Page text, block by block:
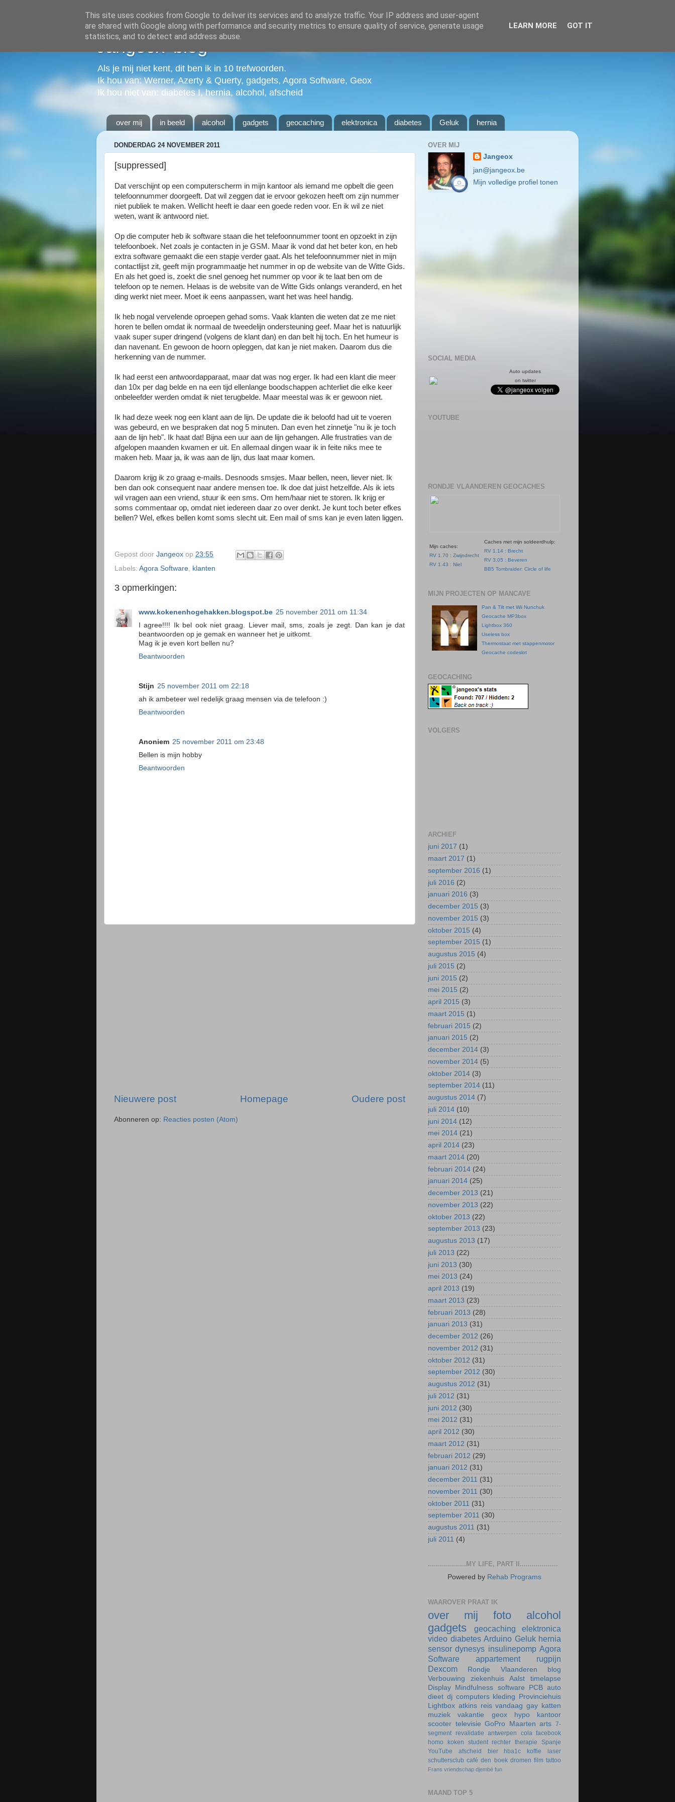
Jangeox' blog
Als je mij niet kent, dit ben ik in 10 trefwoorden.
Ik hou van: Werner, Azerty & Querty, gadgets, Agora Software, Geox
Ik hou niet van: diabetes I, hernia, alcohol, afscheid
over mij in beeld alcohol gadgets geocaching elektronica diabetes Geluk hernia
DONDERDAG 24 NOVEMBER 2011
[suppressed]
Dat verschijnt op een computerscherm in mijn kantoor als iemand me opbelt die geen
telefoonnummer doorgeeft. Dat wil zeggen dat ie ervoor gekozen heeft om zijn nummer
niet publiek te maken. Wellicht heeft ie daar een goede reden voor. En ik wil ze niet
weten, want ik antwoord niet.
Op die computer heb ik software staan die het telefoonnummer toont en opzoekt in zijn
telefoonboek. Net zoals je contacten in je GSM. Maar ik vond dat het beter kon, en heb
extra software gemaakt die een stapje verder gaat. Als het telefoonnummer niet in mijn
contactlijst zit, geeft mijn programmaatje het nummer in op de website van de Witte Gids.
En als het goed is, zoekt die snel genoeg het nummer op voor ik te laat ben om de
telefoon op te nemen. Helaas is de website van de Witte Gids onlangs veranderd, en het
ding werkt niet meer. Moet ik eens aanpassen, want het was heel handig.
Ik heb nogal vervelende oproepen gehad soms. Vaak klanten die weten dat ze me niet
horen te bellen omdat ik normaal de tweedelijn ondersteuning geef. Maar het is natuurlijk
vaak super super dringend (volgens de klant dan) en dan belt hij toch. En het humeur is
dan navenant. En gewoon de hoorn opleggen, dat kan je niet maken. Daarom dus die
herkenning van de nummer.
Ik had eerst een antwoordapparaat, maar dat was nog erger. Ik had een klant die meer
dan 10x per dag belde en na een tijd ellenlange boodschappen achterliet die elke keer
onbeleefder werden omdat ik niet terugbelde. Maar meestal was ik er gewoon niet.
Ik had deze week nog een klant aan de lijn. De update die ik beloofd had uit te voeren
was gebeurd, en we bespraken dat nog 5 minuten. Dan even het zinnetje "nu ik je toch
aan de lijn heb". Ik haat dat! Bijna een uur aan de lijn gehangen. Alle frustraties van de
afgelopen maanden kwamen er uit. En allemaal dingen waar ik in feite niks mee te
maken heb. Maar ja, ik was aan de lijn, dus laat maar komen.
Daarom krijg ik zo graag e-mails. Desnoods smsjes. Maar bellen, neen, liever niet. Ik
ben dan ook consequent naar andere mensen toe. Ik doe dat juist hetzelfde. Als ik iets
wil vragen aan een vriend, stuur ik een sms. Om hem/haar niet te storen. Ik krijg er
soms commentaar op, omdat niet iedereen daar zo over denkt. Je kunt toch beter efkes
bellen? Wel, efkes bellen komt soms slecht uit. Een mail of sms kan je even laten liggen.
Gepost door Jangeox op 23:55
Labels: Agora Software klanten
3 opmerkingen:
www.kokenenhogehakken.blogspot.be 25 november 2011 om 11:34
I agree!!!! Ik bel ook niet graag. Liever mail, sms, zoals je zegt. Dan kan je dat
beantwoorden op je gemak en wanneer het je uitkomt.
Mag ik je even kort bellen nu?
Beantwoorden
Stijn 25 november 2011 om 22:18
ah ik ambeteer wel redelijk graag mensen via de telefoon :)
Beantwoorden
Anoniem 25 november 2011 om 23:48
Bellen is mijn hobby
Beantwoorden
Nieuwere post Oudere post
Homepage
Abonneren op: Reacties posten (Atom)
OVER MIJ
Jangeox
jan@jangeox.be
Mijn volledige profiel tonen
SOCIAL MEDIA
Auto updates
on twitter
YOUTUBE
RONDJE VLAANDEREN GEOCACHES
Mijn caches:
RV 1.70 : Zwijndrecht
RV 1.43 : Niel
Caches met mijn soldeerdhulp:
RV 1.14 : Brecht
RV 3.05 : Beveren
BB5 Tombraider: Circle of life
MIJN PROJECTEN OP MANCAVE
Pan & Tilt met Wii Nunchuk
Geocache MP3box
Lightbox 360
Useless box
Thermostaat met stappenmotor
Geocache codeslot
GEOCACHING
VOLGERS
ARCHIEF
juni 2017 (1)
maart 2017 (1)
september 2016 (1)
juli 2016 (2)
januari 2016 (3)
december 2015 (3)
november 2015 (3)
oktober 2015 (4)
september 2015 (1)
augustus 2015 (4)
juli 2015 (2)
juni 2015 (2)
mei 2015 (2)
april 2015 (3)
maart 2015 (1)
februari 2015 (2)
januari 2015 (2)
december 2014 (3)
november 2014 (5)
oktober 2014 (3)
september 2014 (11)
augustus 2014 (7)
juli 2014 (10)
juni 2014 (12)
mei 2014 (21)
april 2014 (23)
maart 2014 (20)
februari 2014 (24)
januari 2014 (25)
december 2013 (21)
november 2013 (22)
oktober 2013 (22)
september 2013 (23)
augustus 2013 (17)
juli 2013 (22)
juni 2013 (30)
mei 2013 (24)
april 2013 (19)
maart 2013 (23)
februari 2013 (28)
januari 2013 (31)
december 2012 (26)
november 2012 (31)
oktober 2012 (31)
september 2012 (30)
augustus 2012 (31)
juli 2012 (31)
juni 2012 (30)
mei 2012 (31)
april 2012 (30)
maart 2012 (31)
februari 2012 (29)
januari 2012 (31)
december 2011 (31)
november 2011 (30)
oktober 2011 (31)
september 2011 (30)
augustus 2011 (31)
juli 2011 (4)
...................MY LIFE, PART II...................
Powered by Rehab Programs
WAAROVER PRAAT IK
over mij foto
alcohol
gadgets
geocaching
elektronica
video diabetes Arduino Geluk hernia
sensor dynesys insulinepomp Agora
Software
appartement
rugpijn
Dexcom
Rondje Vlaanderen
blog
Verbouwing
ziekenhuis Aalst
timelapse
Display
Mindfulness software PCB auto
dieet dj computers kleding
Provinciehuis
Lightbox atkins reis vandaag gay katten
muziek
vakantie geox hypo
kantoor
scooter televisie GoPro Maarten arts 7-
segment revalidatie antwerpen cola facebook
homo
koken student rechter therapie
Spanje
YouTube
afscheid bier hba1c koffie
laser
schuttersclub café den boek dromen film tattoo
Frans vriendschap djembé fun
MAAND TOP 5
This site uses cookies from Google to deliver its services and to analyze traffic. Your IP address and user-agent
are shared with Google along with performance and security metrics to ensure quality of service, generate usage
statistics, and to detect and address abuse.
LEARN MORE GOT IT